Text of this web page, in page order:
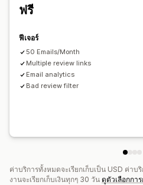
การติดตามการมีส่วนร่วม
ฟรี
ฟีเจอร์
50 Emails/Month
Multiple review links
Email analytics
Bad review filter
ค่าบริการทั้งหมดจะเรียกเก็บเป็น USD ค่า
งานจะเรียกเก็บเงินทุกๆ 30 วัน ดูตัวเลือกกา